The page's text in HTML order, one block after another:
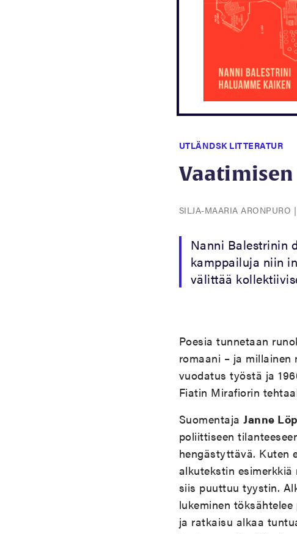
UTLÄNDSK LITTERATUR
SILJA-MAARIA ARONPURO |
Nanni Balestrinin
kamppailuja niin
välittää
Poesia tunnetaan
romaani – ja millainen
vuodatus työstä ja
Fiatin Mirafiorin
Suomentaja Janne
poliittiseen
hengästyttävä. Kuten
alkutekstin
siis puuttuu tyystin.
lukeminen
ja ratkaisu alkaa